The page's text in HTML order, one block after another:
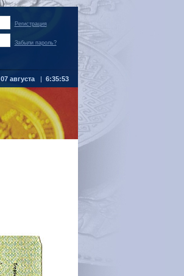
Регистрация
Забыли пароль?
07 августа | 6:35:53